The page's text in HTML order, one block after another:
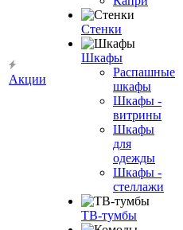
Акции
Стенки
Шкафы
Распашные
шкафы
Шкафы -
витрины
Шкафы
для
одежды
Шкафы -
стеллажи
ТВ-тумбы